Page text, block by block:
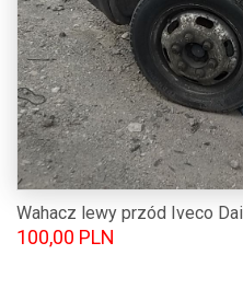
Wahacz lewy przód Iveco
100,00 PLN